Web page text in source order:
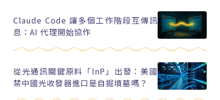
Claude Code 讓多個工作階段互傳訊
息：AI 代理開始協作
從光通訊關鍵原料「InP」出發：美國
禁中國光收發器進口是自掘墳墓嗎？